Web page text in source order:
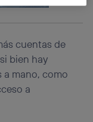
cuentas de
bien hay
mano, como
a
creado por tu
IP y otra
que utilizas
de internet, por